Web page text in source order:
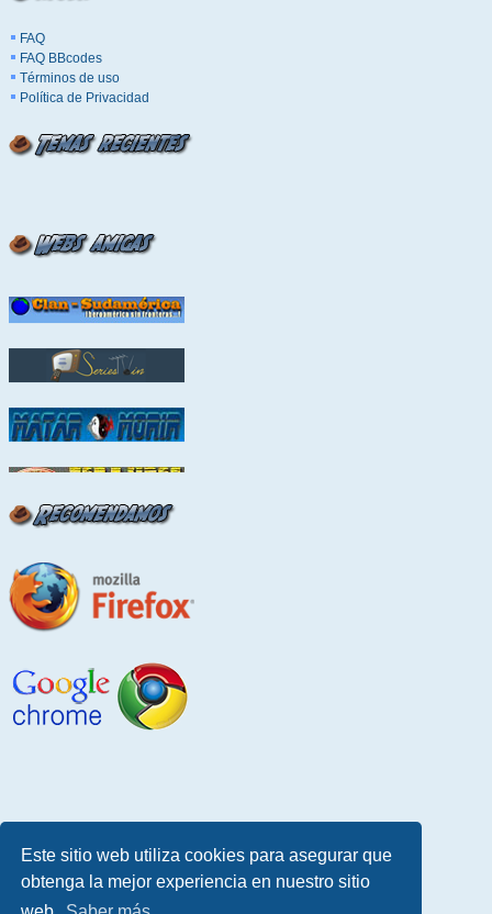
Este sitio web utiliza cookies para asegurar que
obtenga la mejor experiencia en nuestro sitio
FAQ
FAQ BBcodes
Términos de uso
Política de Privacidad